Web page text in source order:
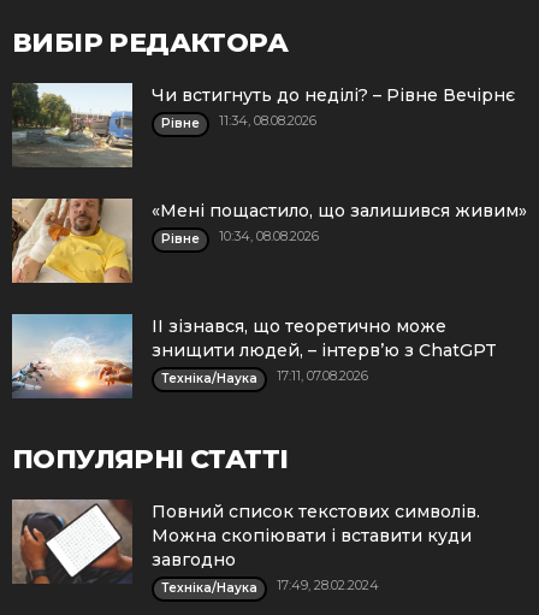
ВИБІР РЕДАКТОРА
Чи встигнуть до неділі? – Рівне Вечірнє
Рівне 11:34, 08.08.2026
«Мені пощастило, що залишився живим»
Рівне 10:34, 08.08.2026
ІІ зізнався, що теоретично може
знищити людей, – інтерв’ю з ChatGPT
Техніка/Наука 17:11, 07.08.2026
ПОПУЛЯРНІ СТАТТІ
Повний список текстових символів.
Можна скопіювати і вставити куди
завгодно
Техніка/Наука 17:49, 28.02.2024